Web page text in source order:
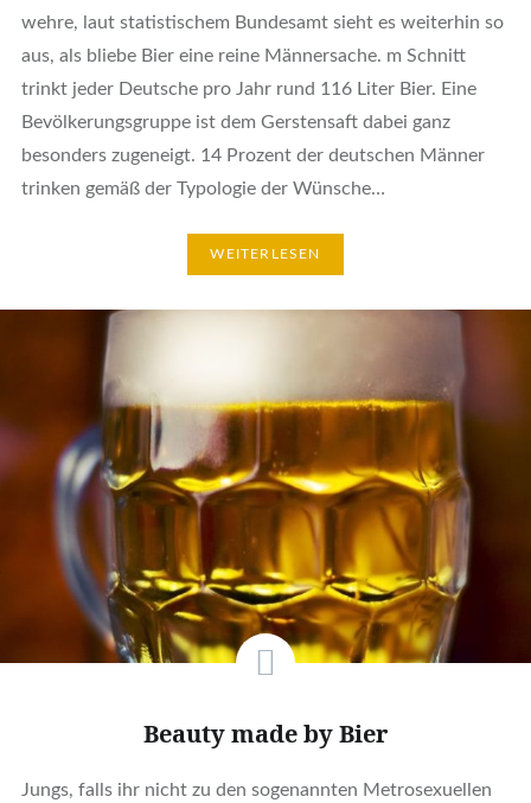
wehre, laut statistischem Bundesamt sieht es weiterhin so
aus, als bliebe Bier eine reine Männersache. m Schnitt
trinkt jeder Deutsche pro Jahr rund 116 Liter Bier. Eine
Bevölkerungsgruppe ist dem Gerstensaft dabei ganz
besonders zugeneigt. 14 Prozent der deutschen Männer
trinken gemäß der Typologie der Wünsche…
WEITERLESEN
Beauty made by Bier
Jungs, falls ihr nicht zu den sogenannten Metrosexuellen